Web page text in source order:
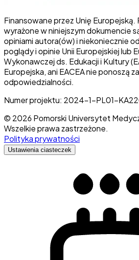
Finansowane przez Unię Europejską.
wyrażone w niniejszym dokumencie
opiniami autora(ów) i niekoniecznie
poglądy i opinie Unii Europejskiej lub
Wykonawczej ds. Edukacji i Kultury
Europejska, ani EACEA nie ponoszą
odpowiedzialności.
Numer projektu: 2024-1-PL01-
© 2026 Pomorski Universytet
Wszelkie prawa zastrzeżone.
Polityka prywatności
Ustawienia ciasteczek